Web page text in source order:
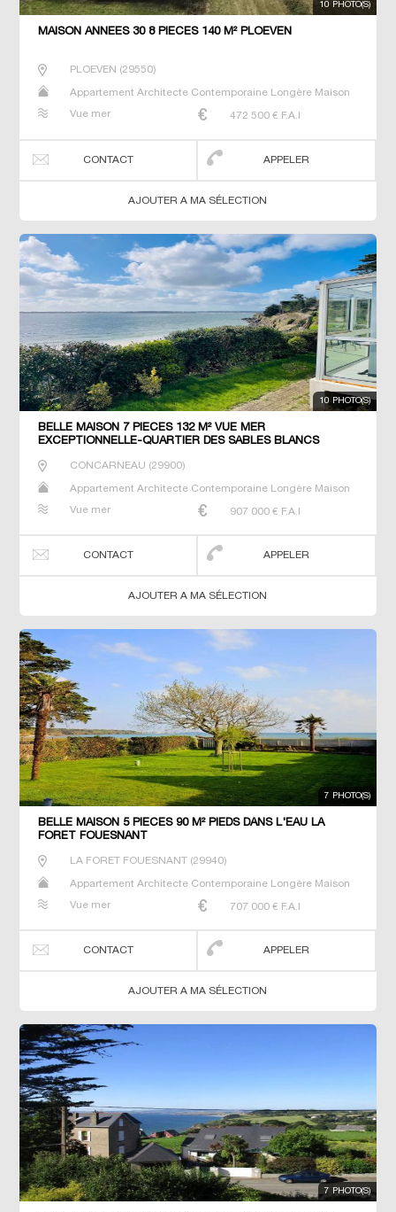
10 PHOTO(S)
MAISON ANNEES 30 8 PIECES 140 M² PLOEVEN
PLOEVEN (29550)
Appartement Architecte Contemporaine Longère Maison
Vue mer
472 500 € F.A.I
CONTACT APPELER
AJOUTER A MA SÉLECTION
10 PHOTO(S)
BELLE MAISON 7 PIECES 132 M² VUE MER
EXCEPTIONNELLE-QUARTIER DES SABLES BLANCS
CONCARNEAU (29900)
Appartement Architecte Contemporaine Longère Maison
Vue mer
907 000 € F.A.I
CONTACT APPELER
AJOUTER A MA SÉLECTION
7 PHOTO(S)
BELLE MAISON 5 PIECES 90 M² PIEDS DANS L'EAU LA
FORET FOUESNANT
LA FORET FOUESNANT(29940)
Appartement Architecte Contemporaine Longère Maison
Vue mer
707 000 € F.A.I
CONTACT APPELER
AJOUTER A MA SÉLECTION
7 PHOTO(S)